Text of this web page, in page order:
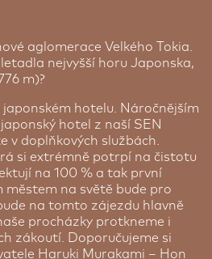
přímo na pláži a může
dvěma bary, nádherným
s lázněmi a wellness
si můžete na vlastním
japonský hotel s
který se rovná nejlepším
Hotel má závazek
hotel se skládá ze dvou
tohoto hotelu patří japonská
japonská zahrada,
provozem, pokojová
Wi-Fi připojení na
jsou vybaveny
rychlovarnou konvicí a TV s
mají vlastní koupelnu s
a bezplatnými toaletními
aglomerace Velkého Tokia.
nejvyšší horu Japonska,
m)?
hotelu. Náročnějším
hotel z naší SEN
v doplňkových službách.
si extrémně potrpí na čistotu
na 100 % a tak první
městem na světě bude pro
na tomto zájezdu hlavně
procházky protkneme i
zákoutí. Doporučujeme si
Haruki Murakami – Hon